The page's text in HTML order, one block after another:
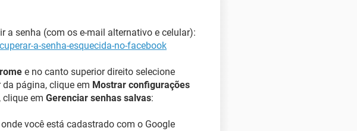
a senha (com os e-mail alternativo e celular):
a-senha-esquecida-no-facebook
e no canto superior direito selecione
página, clique em Mostrar configurações
, clique em Gerenciar senhas salvas:
você está cadastrado com o Google